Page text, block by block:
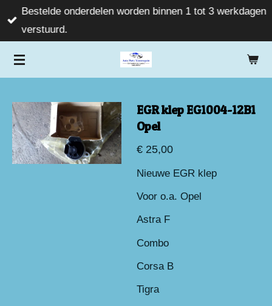
Ga
direct
de
Bestelde onderdelen worden binnen 1 tot 3 werkdagen
verstuurd.
EGR klep EG1004-12B1
Opel
€ 25,00
Nieuwe EGR klep
Voor o.a. Opel
Astra F
Combo
Corsa B
Tigra